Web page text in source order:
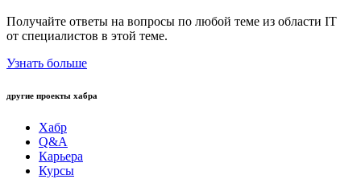
Получайте ответы на вопросы по любой теме из области IT
от специалистов в этой теме.
Узнать больше
другие проекты хабра
Хабр
Q&A
Карьера
Курсы